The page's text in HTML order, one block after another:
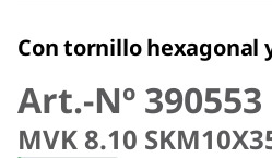
Con tornillo hexagonal
Art.-Nº 390553
MVK 8.10